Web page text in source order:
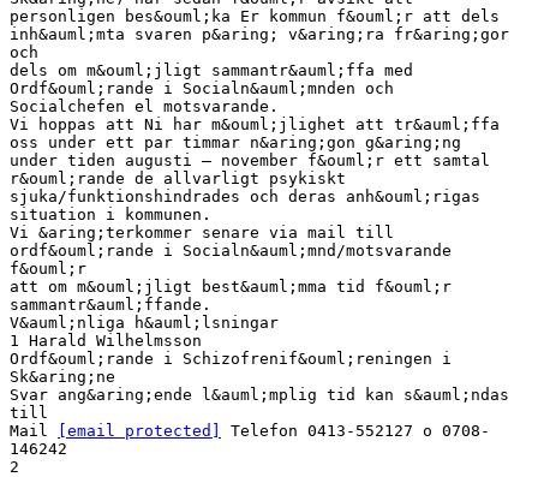
personligen bes&ouml;ka Er kommun f&ouml;r att dels
inh&auml;mta svaren p&aring; v&aring;ra fr&aring;gor
och
dels om m&ouml;jligt sammantr&auml;ffa med
Ordf&ouml;rande i Socialn&auml;mnden och
Socialchefen el motsvarande.
Vi hoppas att Ni har m&ouml;jlighet att tr&auml;ffa
oss under ett par timmar n&aring;gon g&aring;ng
under tiden augusti – november f&ouml;r ett samtal
r&ouml;rande de allvarligt psykiskt
sjuka/funktionshindrades och deras anh&ouml;rigas
situation i kommunen.
Vi &aring;terkommer senare via mail till
ordf&ouml;rande i Socialn&auml;mnd/motsvarande
f&ouml;r
att om m&ouml;jligt best&auml;mma tid f&ouml;r
sammantr&auml;ffande.
V&auml;nliga h&auml;lsningar
1 Harald Wilhelmsson
Ordf&ouml;rande i Schizofrenif&ouml;reningen i
Sk&aring;ne
Svar ang&aring;ende l&auml;mplig tid kan s&auml;ndas
till
Mail
[email protected]
Telefon 0413-552127 o 0708-
146242
2